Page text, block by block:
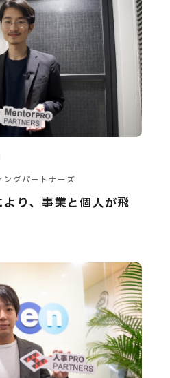
ングパートナーズ
り、事業と個人が飛